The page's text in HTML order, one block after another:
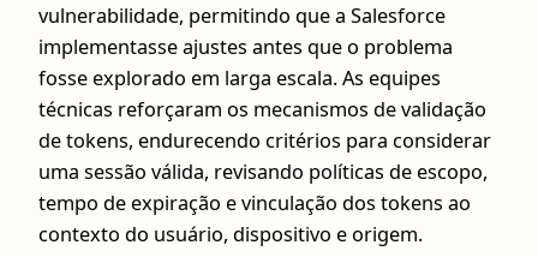
vulnerabilidade, permitindo que a Salesforce
implementasse ajustes antes que o problema
fosse explorado em larga escala. As equipes
técnicas reforçaram os mecanismos de validação
de tokens, endurecendo critérios para considerar
uma sessão válida, revisando políticas de escopo,
tempo de expiração e vinculação dos tokens ao
contexto do usuário, dispositivo e origem.